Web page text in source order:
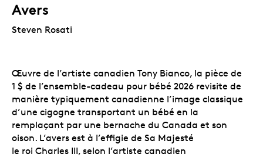
Avers
Steven Rosati
Œuvre de l’artiste canadien Tony Bianco, la pièce de
1 $ de l’ensemble-cadeau pour bébé 2026 revisite de
manière typiquement canadienne l’image classique
d’une cigogne transportant un bébé en la
remplaçant par une bernache du Canada et son
oison. L’avers est à l’effigie de Sa Majesté
le roi Charles III, selon l’artiste canadien